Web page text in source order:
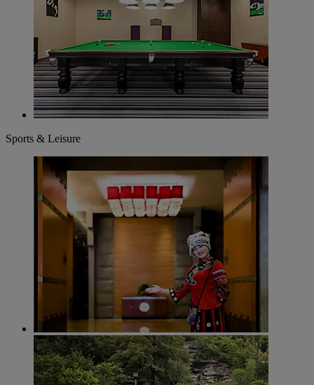
Sports & Leisure